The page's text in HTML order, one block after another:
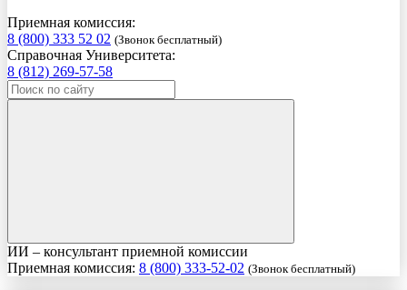
Приемная комиссия:
8 (800) 333 52 02 (Звонок бесплатный)
Справочная Университета:
8 (812) 269-57-58
ИИ – консультант приемной комиссии
Приемная комиссия: 8 (800) 333-52-02 (Звонок бесплатный)